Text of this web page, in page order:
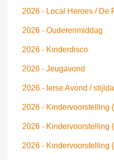
2026 - Local Heroes / De
2026 - Ouderenmiddag
2026 - Kinderdisco
2026 - Jeugavond
2026 - Ierse Avond /
2026 - Kindervoorstelling
2026 - Kindervoorstelling
2026 - Kindervoorstelling